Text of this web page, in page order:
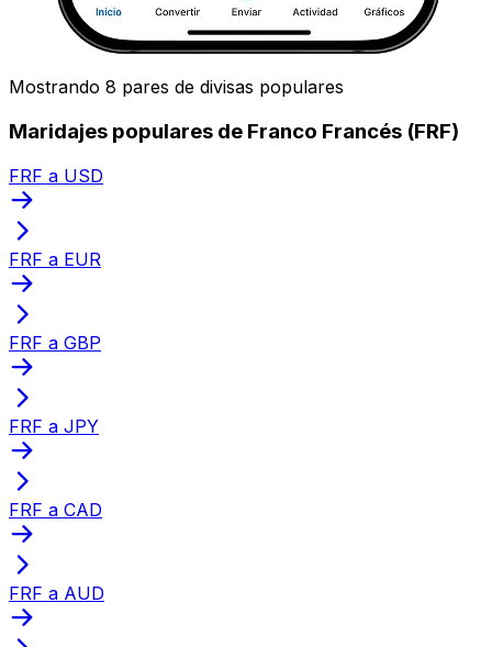
Mostrando 8 pares de divisas populares
Maridajes populares de Franco Francés (FRF)
FRF a USD
FRF a EUR
FRF a GBP
FRF a JPY
FRF a CAD
FRF a AUD